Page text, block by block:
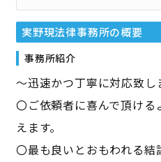
実野現法律事務所の概要
事務所紹介
～迅速かつ丁寧に対応致し
〇ご依頼者に喜んで頂け
えます。
〇最も良いとおもわれる結